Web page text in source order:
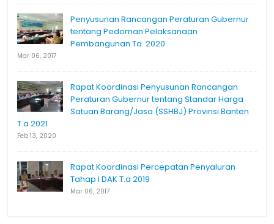
Penyusunan Rancangan Peraturan Gubernur
tentang Pedoman Pelaksanaan
Pembangunan Ta. 2020
Mar 06, 2017
Rapat Koordinasi Penyusunan Rancangan
Peraturan Gubernur tentang Standar Harga
Satuan Barang/Jasa (SSHBJ) Provinsi Banten
T.a 2021
Feb 13, 2020
Rapat Koordinasi Percepatan Penyaluran
Tahap I DAK T.a 2019
Mar 06, 2017